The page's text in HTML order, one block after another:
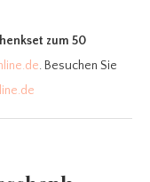
zum 50
. Besuchen Sie